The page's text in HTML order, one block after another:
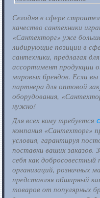
Сегодня в сфере
качество сантехники
«Сантехторг» уже
лидирующие позиции в
сантехники, предлагая
ассортимент продукции
мировых брендов. Если
партнера для оптовой
оборудования,
нужно!
Для всех кому требуется
компания «Сантехторг»
условия, гарантируя
поставки ваших заказов.
себя как
организаций, розничных
представляя обширный
товаров от популярных